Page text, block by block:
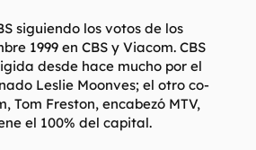
siguiendo los votos de los
1999 en CBS y Viacom. CBS
desde hace mucho por el
Leslie Moonves; el otro co-
Tom Freston, encabezó MTV,
el 100% del capital.